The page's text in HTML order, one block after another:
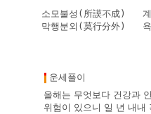
소모불성(所謨不成)
막행분외(莫行分外)
운세풀이
올해는 무엇보다 건강과
위험이 있으니 일 년 내내